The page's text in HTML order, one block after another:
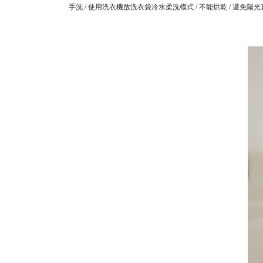
手洗 / 使用洗衣機放洗衣袋冷水柔洗模式 / 不能烘乾 / 避免陽光